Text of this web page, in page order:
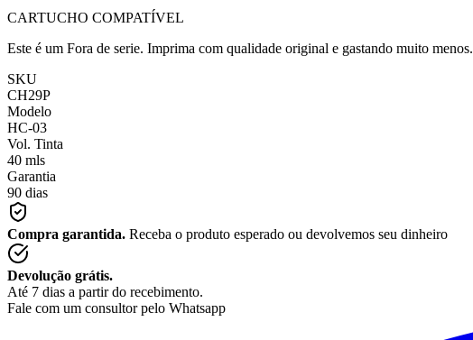
CARTUCHO COMPATÍVEL
Este é um Fora de serie. Imprima com qualidade original e gastando muito menos.
SKU
CH29P
Modelo
HC-03
Vol. Tinta
40 mls
Garantia
90 dias
Compra garantida. Receba o produto esperado ou devolvemos seu dinheiro
Devolução grátis.
Até 7 dias a partir do recebimento.
Fale com um consultor pelo Whatsapp